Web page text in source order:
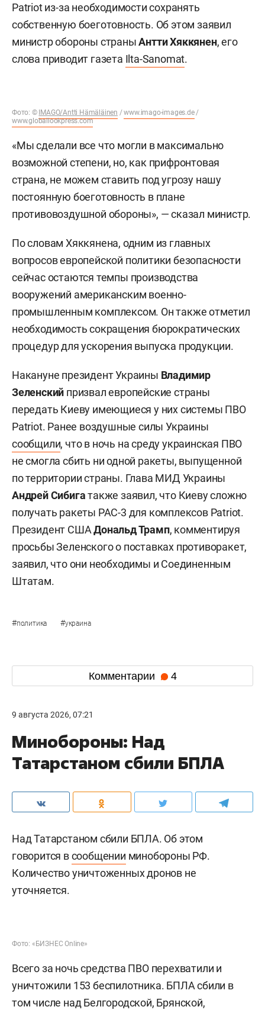
Patriot из-за необходимости сохранять
собственную боеготовность. Об этом заявил
министр обороны страныАнтти Хяккянен, его
слова приводит газета Ilta-Sanomat.
Фото: © IMAGO/Antti Hämäläinen /www.imago-images.de/
www.globallookpress.com
«Мы сделали все что могли в максимально
возможной степени, но, как прифронтовая
страна, не можем ставить под угрозу нашу
постоянную боеготовность в плане
противовоздушной обороны», — сказал министр.
По словам Хяккянена, одним из главных
вопросов европейской политики безопасности
сейчас остаются темпы производства
вооружений американским военно-
промышленным комплексом. Он также отметил
необходимость сокращения бюрократических
процедур для ускорения выпуска продукции.
Накануне президент Украины Владимир
Зеленский призвал европейские страны
передать Киеву имеющиеся у них системы ПВО
Patriot. Ранее воздушные силы Украины
сообщили, что в ночь на среду украинская ПВО
не смогла сбить ни одной ракеты, выпущенной
по территории страны. Глава МИД Украины
Андрей Сибигатакже заявил, что Киеву сложно
получать ракеты PAC-3 для комплексов Patriot.
Президент СШАДональд Трамп, комментируя
просьбы Зеленского о поставках противоракет,
заявил, что они необходимы и Соединенным
Штатам.
#политика #украина
Комментарии 4
9 августа 2026, 07:21
Минобороны: Над
Татарстаном сбили БПЛА
Над Татарстаном сбили БПЛА. Об этом
говорится всообщении минобороны РФ.
Количество уничтоженных дронов не
уточняется.
Фото: «БИЗНЕС Online»
Всего за ночь средства ПВО перехватили и
уничтожили 153 беспилотника. БПЛА сбили в
том числе над Белгородской, Брянской,